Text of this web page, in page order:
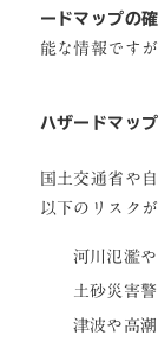
ードマップの
能な情報です
ハザードマッ
国土交通省や
以下のリスク
河川氾濫
土砂災害
津波や高